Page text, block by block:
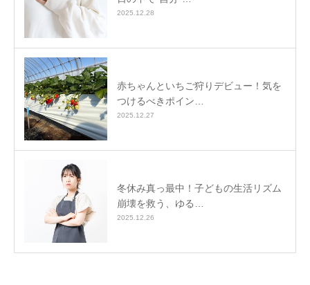
2025.12.28
赤ちゃんといちご狩りデビュー！気を
つけるべきポイン…
2025.12.27
冬休み真っ最中！子どもの生活リズム
崩壊を救う、ゆる…
2025.12.26